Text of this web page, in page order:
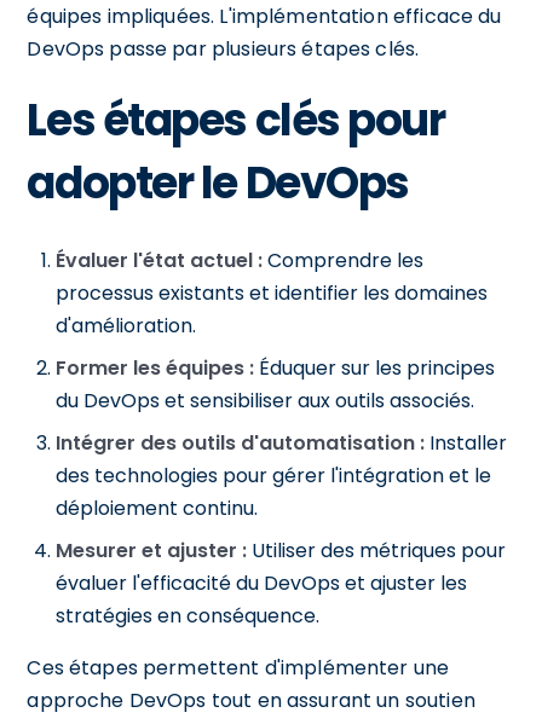
équipes impliquées. L'implémentation efficace du
DevOps passe par plusieurs étapes clés.
Les étapes clés pour
adopter le DevOps
Évaluer l'état actuel :Comprendre les
processus existants et identifier les domaines
d'amélioration.
Former les équipes : Éduquer sur les principes
du DevOps et sensibiliser aux outils associés.
Intégrer des outils d'automatisation : Installer
des technologies pour gérer l'intégration et le
déploiement continu.
Mesurer et ajuster : Utiliser des métriques pour
évaluer l'efficacité du DevOps et ajuster les
stratégies en conséquence.
Ces étapes permettent d'implémenter une
approche DevOps tout en assurant un soutien